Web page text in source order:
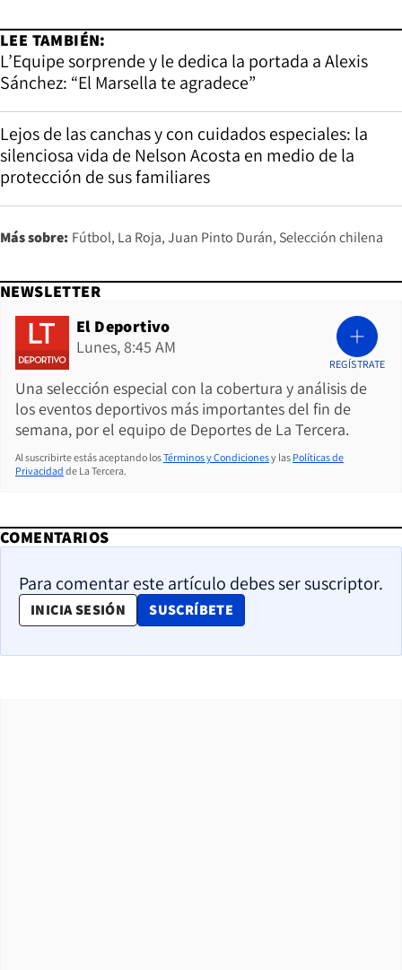
LEE TAMBIÉN:
L’Equipe sorprende y le dedica la portada a Alexis
Sánchez: “El Marsella te agradece”
Lejos de las canchas y con cuidados especiales: la
silenciosa vida de Nelson Acosta en medio de la
protección de sus familiares
Más sobre: Fútbol La Roja Juan Pinto Durán Selección chilena
NEWSLETTER
El Deportivo
Lunes, 8:45 AM
Una selección especial con la cobertura y análisis de
los eventos deportivos más importantes del fin de
semana, por el equipo de Deportes de La Tercera.
REGÍSTRATE
Al suscribirte estás aceptando losTérminos y Condicionesy las Políticas de
Privacidad de La Tercera.
COMENTARIOS
Para comentar este artículo debes ser suscriptor.
INICIA SESIÓN SUSCRÍBETE
OPENS IN NEW WINDOW